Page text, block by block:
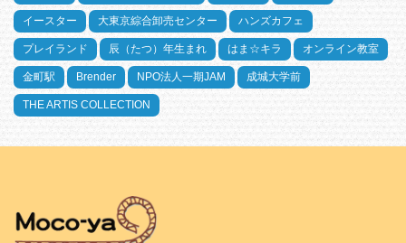
イースター 大東京綜合卸売センター ハンズカフェ
プレイランド 辰（たつ）年生まれ はま☆キラ オンライン教室
金町駅 Brender NPO法人一期JAM 成城大学前
THE ARTIS COLLECTION